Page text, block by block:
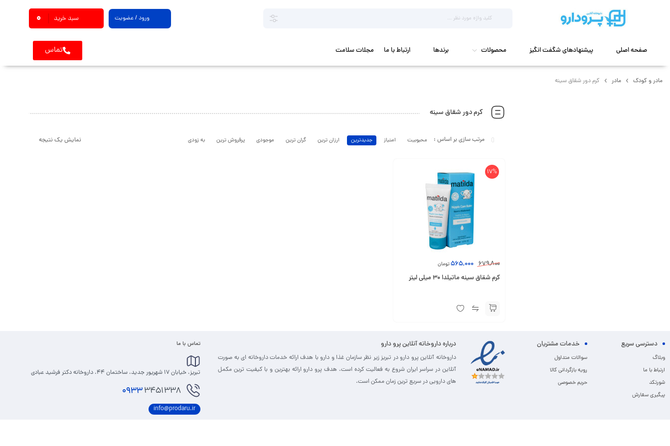
ورود / عضویت سبد خرید 0
صفحه اصلی پیشنهادهای شگفت انگیز محصولات برندها ارتباط با ما مجلات سلامت تماس
مادر و کودک مادر کرم دور شقاق سینه
کرم دور شقاق سینه
نمایش یک نتیجه محبوبیت امتیاز جدیدترین ارزان ترین گران ترین موجودی پرفروش ترین به زودی
17%
679,800
565,000تومان
کرم شقاق سینه ماتیلدا 30 میلی لیتر
دسترسی سریع
وبلاگ
ارتباط با ما
شورتکد
پیگیری سفارش
خدمات مشتریان
سوالات متداول
رویه بازگردانی کالا
حریم خصوصی
درباره داروخانه آنلاین پرو دارو
داروخانه آنلاین پرو دارو در تبریز زیر نظر سازمان غذا و دارو با هدف ارائه خدمات داروخانه ای به صورت
آنلاین در سراسر ایران شروع به فعالیت کرده است. هدف پرو دارو ارائه بهترین و با کیفیت ترین مکمل
های دارویی در سریع ترین زمان ممکن است.
تماس با ما
تبریز، خیابان 17 شهریور جدید، ساختمان 44، داروخانه دکتر فرشید عبادی
09333451338
info@prodaru.ir